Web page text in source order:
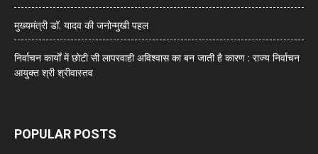
मुख्यमंत्री डॉ. यादव की जनोन्मुखी पहल
निर्वाचन कार्यों में छोटी सी लापरवाही अविश्वास का बन जाती है कारण : राज्य निर्वाचन
आयुक्त श्री श्रीवास्तव
POPULAR POSTS